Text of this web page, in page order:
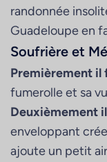
randonnée
Guadeloupe en
Soufrière et
Premièrement il
fumerolle et sa
Deuxièmement
enveloppant
ajoute un petit